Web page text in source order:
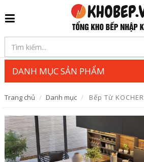
DANH MỤC SẢN PHẨM
Trang chủ Danh mục Bếp Từ KOCHER